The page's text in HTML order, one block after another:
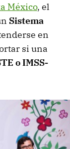
México, el
Sistema
en
si una
o IMSS-